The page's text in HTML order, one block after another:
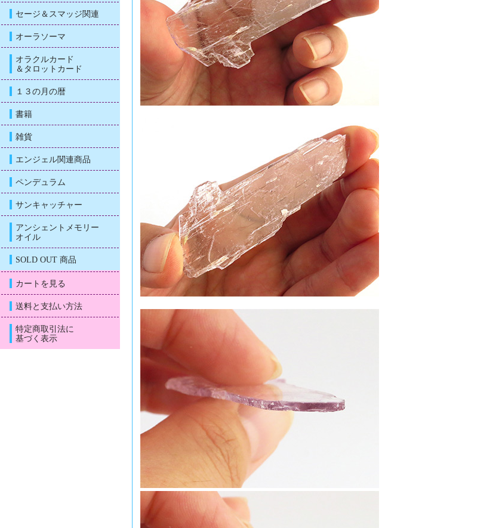
セージ＆スマッジ関連
オーラソーマ
オラクルカード
＆タロットカード
１３の月の暦
書籍
雑貨
エンジェル関連商品
ペンデュラム
サンキャッチャー
アンシェントメモリー
オイル
SOLD OUT 商品
カートを見る
送料と支払い方法
特定商取引法に
基づく表示